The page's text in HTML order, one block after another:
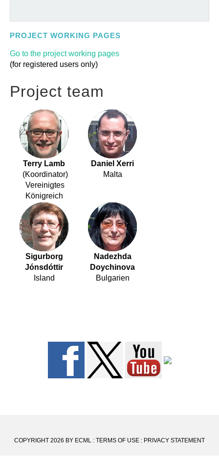
PROJECT WORKING PAGES
Go to the project working pages
(for registered users only)
Project team
Terry Lamb
(Koordinator)
Vereinigtes
Königreich
Daniel Xerri
Malta
Sigurborg
Jónsdóttir
Island
Nadezhda
Doychinova
Bulgarien
COPYRIGHT 2026 BY ECML : TERMS OF USE : PRIVACY STATEMENT